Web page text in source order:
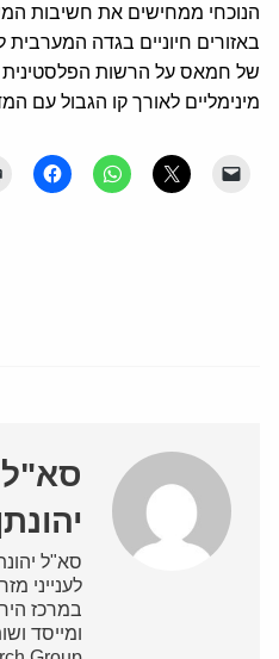
הנוכחי ממחישים את חשיבות
באזורים חיוניים בגדה
של חמאס על הרשות הפלסטינית
מינימליים לאורך קו הגבול עם
סא"ל
סא"ל
לענייני
במרכז